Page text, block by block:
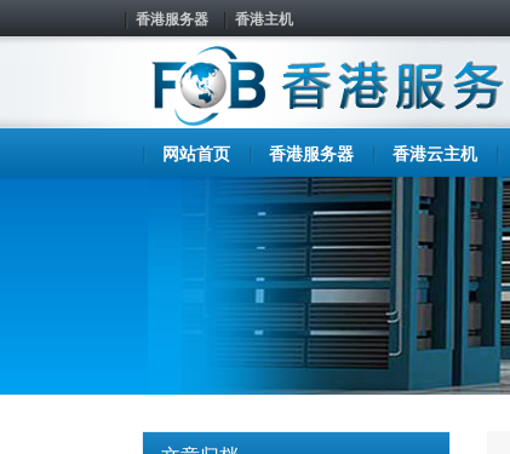
香港服务器 香港主机
网站首页 香港服务器 香港云主机